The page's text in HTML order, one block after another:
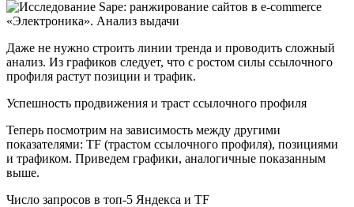
Даже не нужно строить линии тренда и проводить сложный
анализ. Из графиков следует, что с ростом силы ссылочного
профиля растут позиции и трафик.
Успешность продвижения и траст ссылочного профиля
Теперь посмотрим на зависимость между другими
показателями: TF (трастом ссылочного профиля), позициями
и трафиком. Приведем графики, аналогичные показанным
выше.
Число запросов в топ-5 Яндекса и TF